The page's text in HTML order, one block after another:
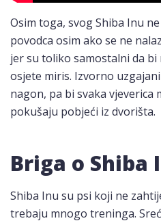
Osim toga, svog Shiba Inu
povodca osim ako se ne
jer su toliko samostalni da
osjete miris. Izvorno
nagon, pa bi svaka vjeverica
pokušaju pobjeći iz dvorišta.
Briga o Shiba
Shiba Inu su psi koji ne
trebaju mnogo treninga.